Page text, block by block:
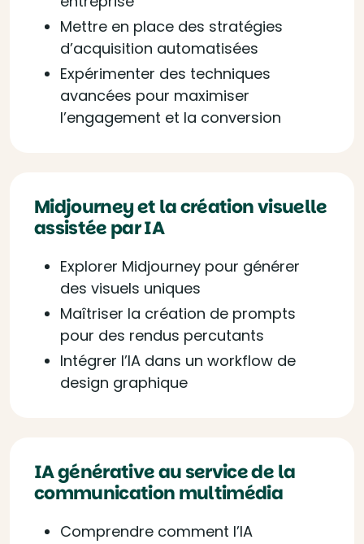
Mettre en place des stratégies
d’acquisition automatisées
Expérimenter des techniques
avancées pour maximiser
l’engagement et la conversion
Midjourney et la création visuelle
assistée par IA
Explorer Midjourney pour générer
des visuels uniques
Maîtriser la création de prompts
pour des rendus percutants
Intégrer l’IA dans un workflow de
design graphique
IA générative au service de la
communication multimédia
Comprendre comment l’IA